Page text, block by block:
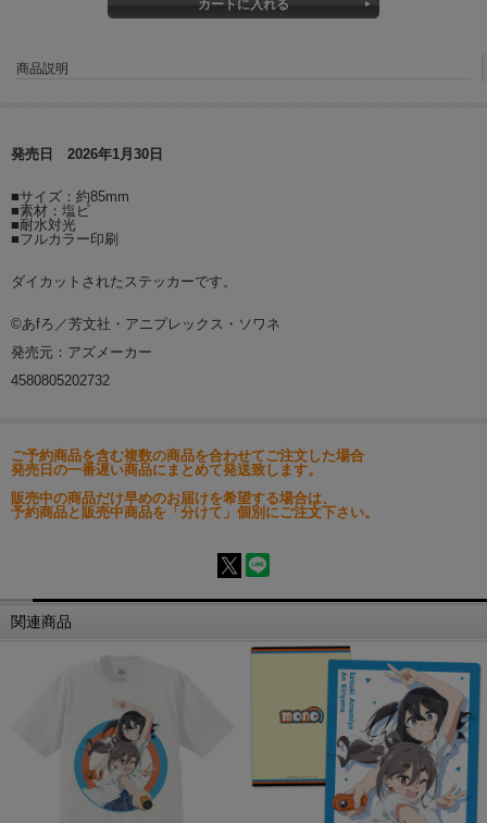
商品説明
発売日 2026年1月30日
■サイズ：約85mm
■素材：塩ビ
■耐水対光
■フルカラー印刷
ダイカットされたステッカーです。
©あfろ／芳文社・アニプレックス・ソワネ
発売元：アズメーカー
4580805202732
ご予約商品を含む複数の商品を合わせてご注文した場合
発売日の一番遅い商品にまとめて発送致します。
販売中の商品だけ早めのお届けを希望する場合は、
予約商品と販売中商品を「分けて」個別にご注文下さい。
関連商品